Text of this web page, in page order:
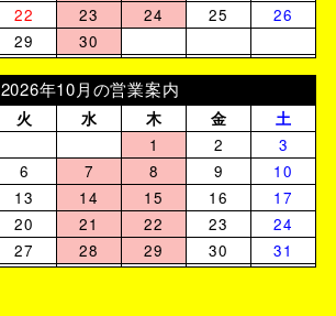
22 23 24 25
26
29 30
2026年10月の営業案内
火 水 木 金
土
1
2
3
6 7 8 9
10
13 14 15 16
17
20 21 22 23
24
27 28 29 30 31